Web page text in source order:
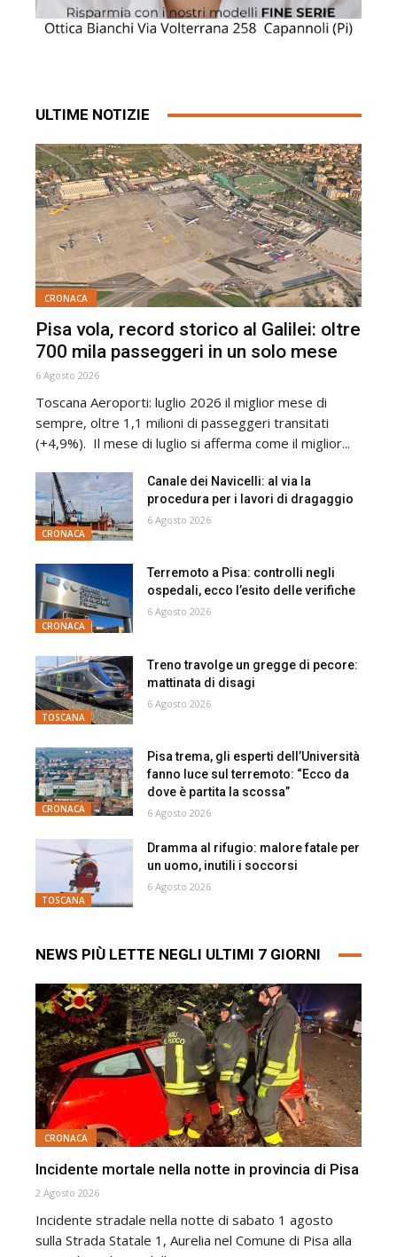
ULTIME NOTIZIE
CRONACA
Pisa vola, record storico al Galilei: oltre
700 mila passeggeri in un solo mese
6 Agosto 2026
Toscana Aeroporti: luglio 2026 il miglior mese di
sempre, oltre 1,1 milioni di passeggeri transitati
(+4,9%). Il mese di luglio si afferma come il miglior...
CRONACA
Canale dei Navicelli: al via la
procedura per i lavori di dragaggio
6 Agosto 2026
CRONACA
Terremoto a Pisa: controlli negli
ospedali, ecco l’esito delle verifiche
6 Agosto 2026
TOSCANA
Treno travolge un gregge di pecore:
mattinata di disagi
6 Agosto 2026
CRONACA
Pisa trema, gli esperti dell’Università
fanno luce sul terremoto: “Ecco da
dove è partita la scossa”
6 Agosto 2026
TOSCANA
Dramma al rifugio: malore fatale per
un uomo, inutili i soccorsi
6 Agosto 2026
NEWS PIÙ LETTE NEGLI ULTIMI 7 GIORNI
CRONACA
Incidente mortale nella notte in provincia di Pisa
2 Agosto 2026
Incidente stradale nella notte di sabato 1 agosto
sulla Strada Statale 1, Aurelia nel Comune di Pisa alla